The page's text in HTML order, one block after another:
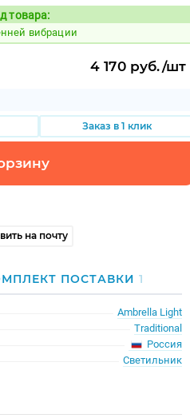
Код:
907510
товара:
вибрации
4 170 руб./шт
Заказ в 1 клик
на почту
ПОСТАВКИ 1
Ambrella Light
Traditional
Россия
Светильник